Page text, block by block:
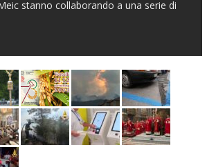
stanno collaborando a una serie di